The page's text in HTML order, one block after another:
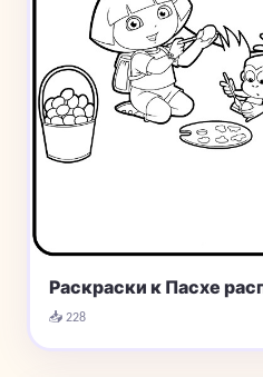
Раскраски к Пасхе
📥 228